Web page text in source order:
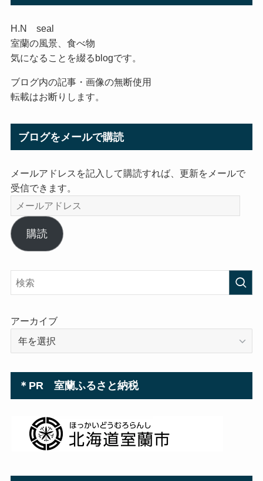
H.N seal
室蘭の風景、食べ物
気になることを綴るblogです。
ブログ内の記事・画像の無断使用
転載はお断りします。
ブログをメールで購読
メールアドレスを記入して購読すれば、更新をメールで
受信できます。
メ
ー
ル
ア
ス
購読
アーカイブ
＊PR 室蘭ふるさと納税